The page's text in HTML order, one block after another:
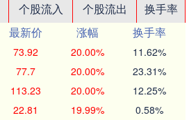
个股流入 个股流出
换手率
最新价 涨幅
换手率
73.92 20.00% 11.62%
77.7 20.00% 23.31%
113.23 20.00% 12.25%
22.81 19.99% 0.58%